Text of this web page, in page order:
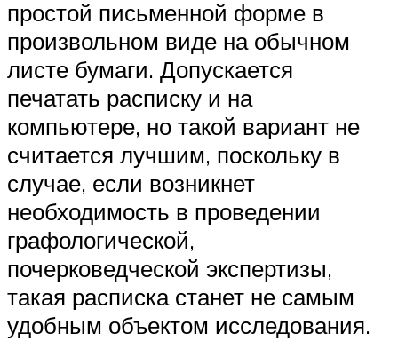
простой письменной форме в
произвольном виде на обычном
листе бумаги. Допускается
печатать расписку и на
компьютере, но такой вариант не
считается лучшим, поскольку в
случае, если возникнет
необходимость в проведении
графологической,
почерковедческой экспертизы,
такая расписка станет не самым
удобным объектом исследования.